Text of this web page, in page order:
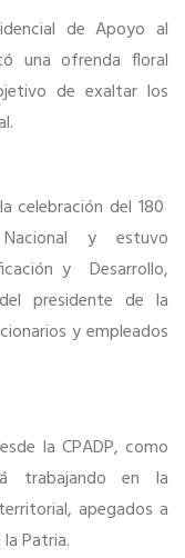
de
la
de Apoyo al
una ofrenda floral
de exaltar los
celebración del 180
y estuvo
y Desarrollo,
presidente de la
y empleados
la CPADP, como
trabajando en la
apegados a
Patria.